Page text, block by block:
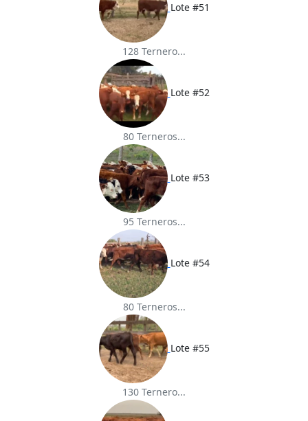
Lote #51
128 Ternero...
Lote #52
80 Terneros...
Lote #53
95 Terneros...
Lote #54
80 Terneros...
Lote #55
130 Ternero...